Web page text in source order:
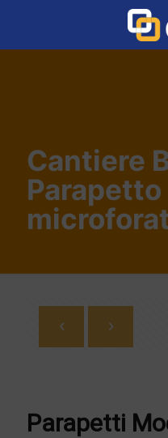
Cantiere
Parapetti